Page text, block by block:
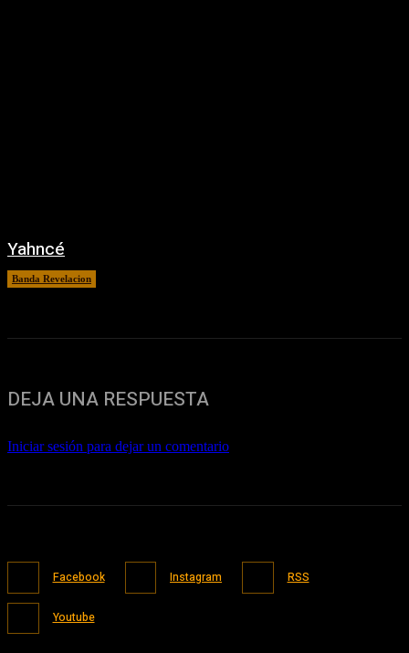
Yahncé
Banda Revelacion
DEJA UNA RESPUESTA
Iniciar sesión para dejar un comentario
Facebook Instagram RSS
Youtube